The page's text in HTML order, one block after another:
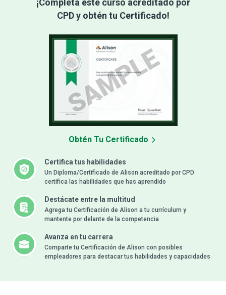
¡Completa este curso acreditado por
CPD y obtén tu Certificado!
Certifica tus habilidades
Un Diploma/Certificado de Alison acreditado por CPD
certifica las habilidades que has aprendido
Destácate entre la multitud
Agrega tu Certificación de Alison a tu currículum y
mantente por delante de la competencia
Avanza en tu carrera
Comparte tu Certificación de Alison con posibles
empleadores para destacar tus habilidades y capacidades
Obtén Tu Certificado